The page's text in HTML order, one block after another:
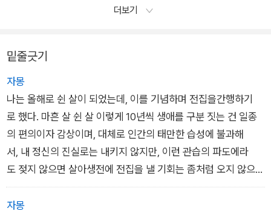
더보기
밑줄긋기
자몽
나는 올해로 쉰 살이 되었는데, 이를 기념하며 전집을간행하기
로 했다. 마흔 살 쉰 살 이렇게 10년씩 생애를 구분 짓는 건 일종
의 편의이자 감상이며, 대체로 인간의 태만한 습성에 불과해
서, 내 정신의 진실로는 내키지 않지만, 이런 관습의 파도에라
도 젖지 않으면 살아생전에 전집을 낼 기회는 좀처럼 오지 않으리
라.
자몽